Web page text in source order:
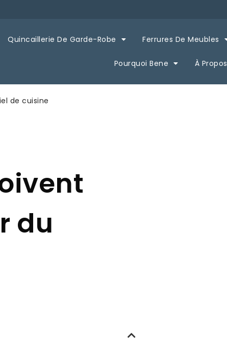
Quincaillerie De Garde-Robe Ferrures De Meubles
Pourquoi Bene À Propos
de cuisine
du